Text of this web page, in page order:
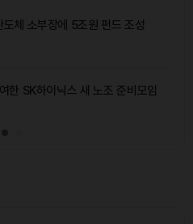
도체 소부장에 5조원 펀드 조성
한 SK하이닉스 새 노조 준비모임